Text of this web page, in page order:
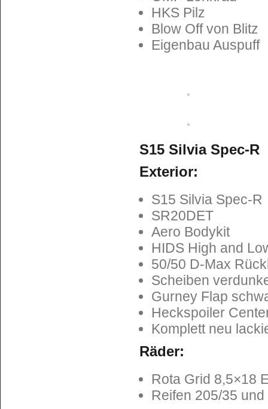
HKS Pilz
Blow Off von Blitz
Eigenbau Auspuff
S15 Silvia Spec-R
Exterior:
S15 Silvia Spec-R
SR20DET
Aero Bodykit
HIDS High and
50/50 D-Max
Scheiben
Gurney Flap
Heckspoiler
Komplett neu
Räder:
Rota Grid 8,5×18
Reifen 205/35